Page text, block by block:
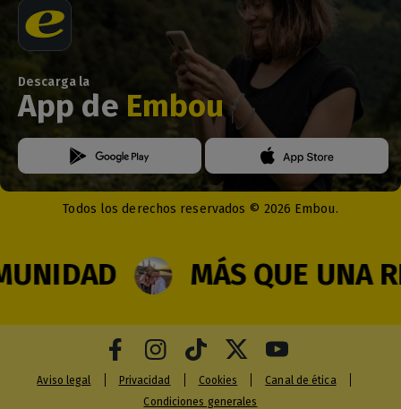
Descarga la
App de Embou
Todos los derechos reservados © 2026 Embou.
MÁS QUE UNA RED
Aviso legal Privacidad Cookies
Canal de ética
Condiciones generales